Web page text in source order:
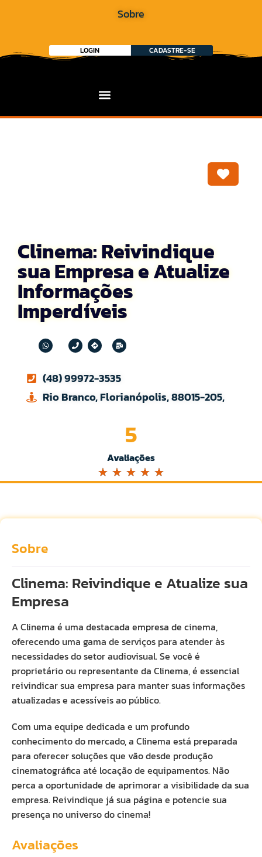
Sobre
LOGIN CADASTRE-SE
Clinema: Reivindique
sua Empresa e Atualize
Informações
Imperdíveis
(48) 99972-3535
Rio Branco, Florianópolis, 88015-205,
Avaliações
5
☆ ☆ ☆ ☆ ☆
Sobre
Clinema: Reivindique e Atualize sua
Empresa
A Clinema é uma destacada empresa de cinema,
oferecendo uma gama de serviços para atender às
necessidades do setor audiovisual. Se você é
proprietário ou representante da Clinema, é essencial
reivindicar sua empresa para manter suas informações
atualizadas e acessíveis ao público.
Com uma equipe dedicada e um profundo
conhecimento do mercado, a Clinema está preparada
para oferecer soluções que vão desde produção
cinematográfica até locação de equipamentos. Não
perca a oportunidade de aprimorar a visibilidade da sua
empresa. Reivindique já sua página e potencie sua
presença no universo do cinema!
Avaliações